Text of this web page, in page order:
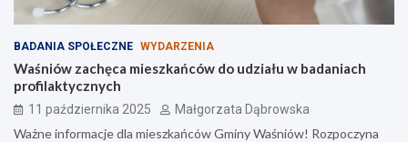
BADANIA SPOŁECZNE WYDARZENIA
Waśniów zachęca mieszkańców do udziału w badaniach
profilaktycznych
11 października 2025 Małgorzata Dąbrowska
Ważne informacje dla mieszkańców Gminy Waśniów! Rozpoczyna